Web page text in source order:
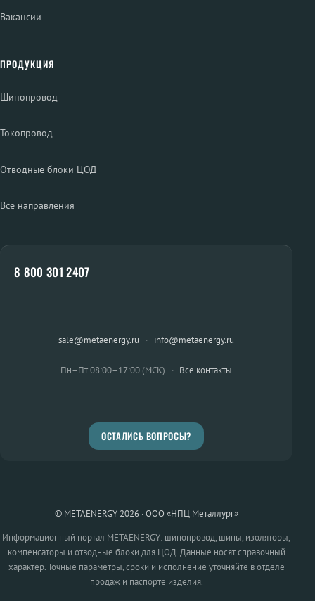
Вакансии
ПРОДУКЦИЯ
Шинопровод
Токопровод
Отводные блоки ЦОД
Все направления
8 800 301 2407
sale@metaenergy.ru · info@metaenergy.ru
Пн–Пт 08:00–17:00 (МСК) · Все контакты
ОСТАЛИСЬ ВОПРОСЫ?
© METAENERGY 2026 · ООО «НПЦ Металлург»
Информационный портал METAENERGY: шинопровод, шины, изоляторы,
компенсаторы и отводные блоки для ЦОД. Данные носят справочный
характер. Точные параметры, сроки и исполнение уточняйте в отделе
продаж и паспорте изделия.